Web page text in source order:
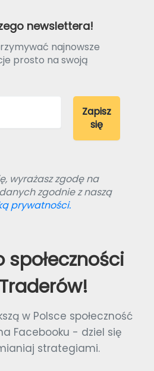
newslettera!
najnowsze
prosto na swoją
wyrażasz zgodę na
zgodnie z naszą
prywatności.
społeczności
w Polsce społeczność
Facebooku - dziel się
strategiami.